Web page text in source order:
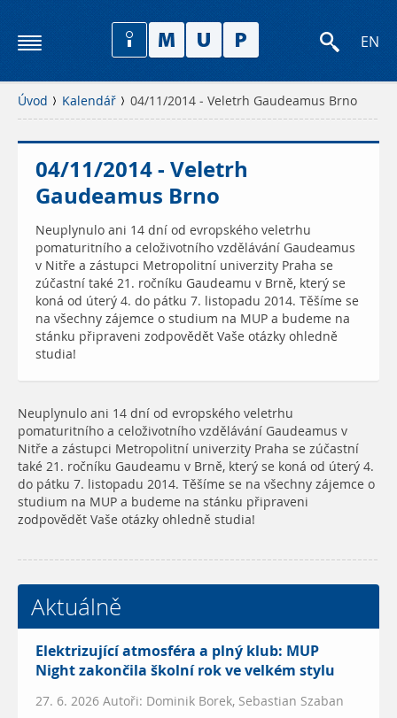
EN
Úvod Kalendář 04/11/2014 - Veletrh Gaudeamus Brno
04/11/2014 - Veletrh
Gaudeamus Brno
Neuplynulo ani 14 dní od evropského veletrhu
pomaturitního a celoživotního vzdělávání Gaudeamus
v Nitře a zástupci Metropolitní univerzity Praha se
zúčastní také 21. ročníku Gaudeamu v Brně, který se
koná od úterý 4. do pátku 7. listopadu 2014. Těšíme se
na všechny zájemce o studium na MUP a budeme na
stánku připraveni zodpovědět Vaše otázky ohledně
studia!
Neuplynulo ani 14 dní od evropského veletrhu
pomaturitního a celoživotního vzdělávání Gaudeamus v
Nitře a zástupci Metropolitní univerzity Praha se zúčastní
také 21. ročníku Gaudeamu v Brně, který se koná od úterý 4.
do pátku 7. listopadu 2014. Těšíme se na všechny zájemce o
studium na MUP a budeme na stánku připraveni
zodpovědět Vaše otázky ohledně studia!
Aktuálně
Elektrizující atmosféra a plný klub: MUP
Night zakončila školní rok ve velkém stylu
27. 6. 2026 Autoři: Dominik Borek, Sebastian Szaban